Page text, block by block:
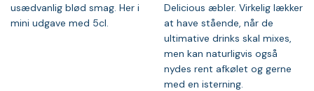
usædvanlig blød smag. Her i
mini udgave med 5cl.
Delicious æbler. Virkelig lækker
at have stående, når de
ultimative drinks skal mixes,
men kan naturligvis også
nydes rent afkølet og gerne
med en isterning.